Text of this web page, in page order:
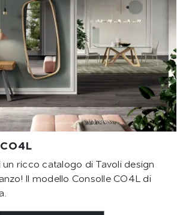
ricco catalogo di Tavoli design
Il modello Consolle CO4L di